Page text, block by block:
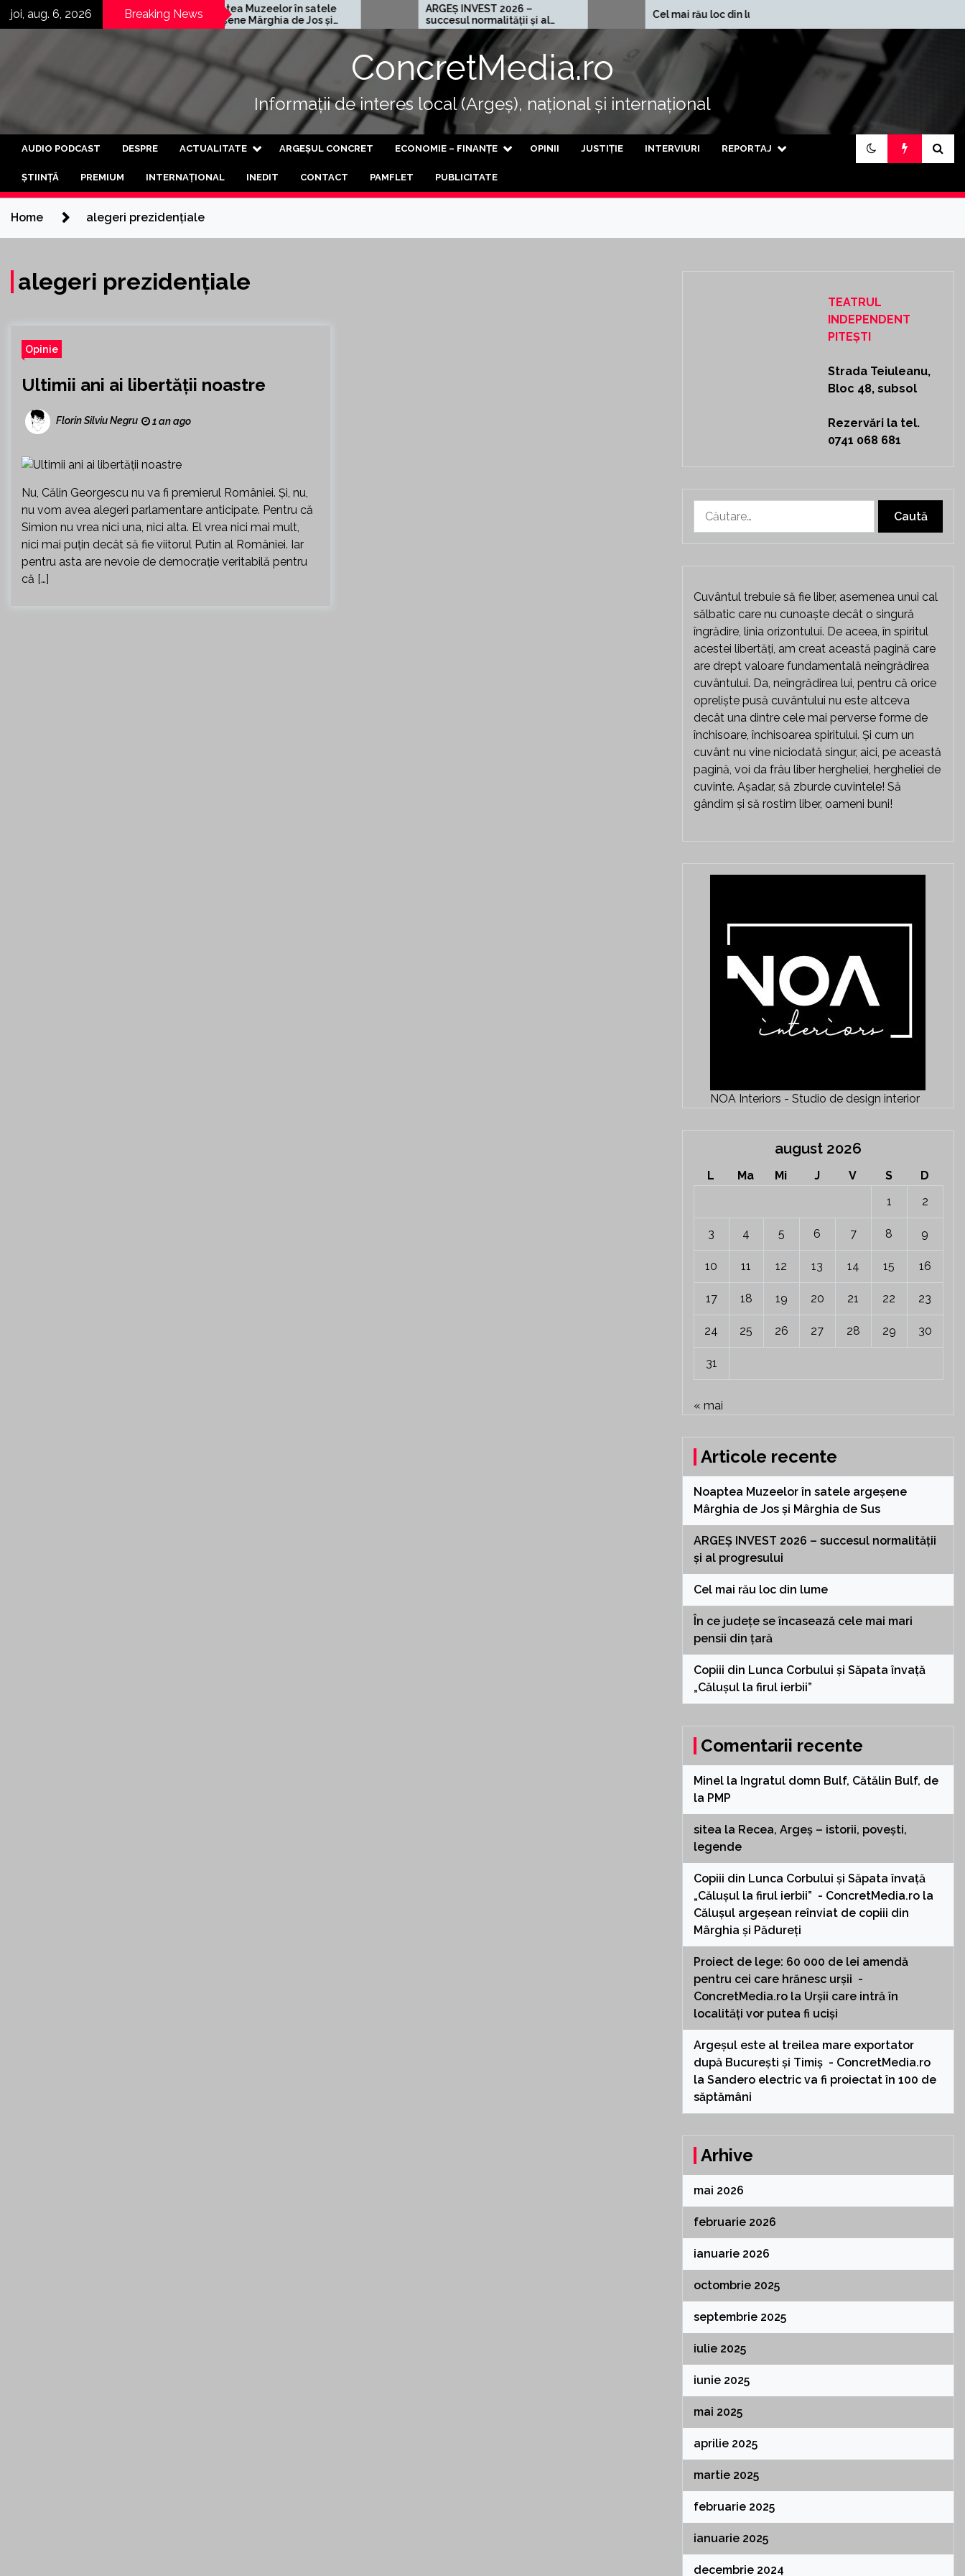
Skip
to
joi, aug. 6, 2026 Breaking News
Noaptea Muzeelor în satele
argeșene Mârghia de Jos și
Mârghia de Sus
ARGEȘ INVEST 2026 –
succesul normalității și al
progresului
Cel mai rău loc din lume
ConcretMedia.ro
Informații de interes local (Argeș), național și internațional
AUDIO PODCAST DESPRE ACTUALITATE ARGEȘUL CONCRET ECONOMIE – FINANȚE OPINII JUSTIȚIE INTERVIURI REPORTAJ
ȘTIINȚĂ PREMIUM INTERNAȚIONAL INEDIT CONTACT PAMFLET PUBLICITATE
Home alegeri prezidențiale
alegeri prezidențiale
Opinie
Ultimii ani ai libertății noastre
Florin Silviu Negru 1 an ago
Nu, Călin Georgescu nu va fi premierul României. Și, nu,
nu vom avea alegeri parlamentare anticipate. Pentru că
Simion nu vrea nici una, nici alta. El vrea nici mai mult,
nici mai puțin decât să fie viitorul Putin al României. Iar
pentru asta are nevoie de democrație veritabilă pentru
că […]
TEATRUL
INDEPENDENT
PITEȘTI
Strada Teiuleanu,
Bloc 48, subsol
Rezervări la tel.
0741 068 681
după:
Cuvântul trebuie să fie liber, asemenea unui cal
sălbatic care nu cunoaște decât o singură
îngrădire, linia orizontului. De aceea, în spiritul
acestei libertăți, am creat această pagină care
are drept valoare fundamentală neîngrădirea
cuvântului. Da, neîngrădirea lui, pentru că orice
opreliște pusă cuvântului nu este altceva
decât una dintre cele mai perverse forme de
închisoare, închisoarea spiritului. Și cum un
cuvânt nu vine niciodată singur, aici, pe această
pagină, voi da frâu liber hergheliei, hergheliei de
cuvinte. Așadar, să zburde cuvintele! Să
gândim și să rostim liber, oameni buni!
NOA Interiors - Studio de design interior
august 2026
L Ma Mi J V S
D
1
2
3 4 5 6 7 8 9
10 11 12 13 14 15 16
17 18 19 20 21 22 23
24 25 26 27 28 29 30
31
« mai
Articole recente
Noaptea Muzeelor în satele argeșene
Mârghia de Jos și Mârghia de Sus
ARGEȘ INVEST 2026 – succesul normalității
și al progresului
Cel mai rău loc din lume
În ce județe se încasează cele mai mari
pensii din țară
Copiii din Lunca Corbului și Săpata învață
„Călușul la firul ierbii”
Comentarii recente
Minella Ingratul domn Bulf, Cătălin Bulf, de
la PMP
sitea la Recea, Argeș – istorii, povești,
legende
Copiii din Lunca Corbului și Săpata învață
„Călușul la firul ierbii” - ConcretMedia.rola
Călușul argeșean reînviat de copiii din
Mârghia și Pădureți
Proiect de lege: 60 000 de lei amendă
pentru cei care hrănesc urșii -
ConcretMedia.rola Urșii care intră în
localități vor putea fi uciși
Argeșul este al treilea mare exportator
după București și Timiș - ConcretMedia.ro
la Sandero electric va fi proiectat în 100 de
săptămâni
Arhive
mai 2026
februarie 2026
ianuarie 2026
octombrie 2025
septembrie 2025
iulie 2025
iunie 2025
mai 2025
aprilie 2025
martie 2025
februarie 2025
ianuarie 2025
decembrie 2024